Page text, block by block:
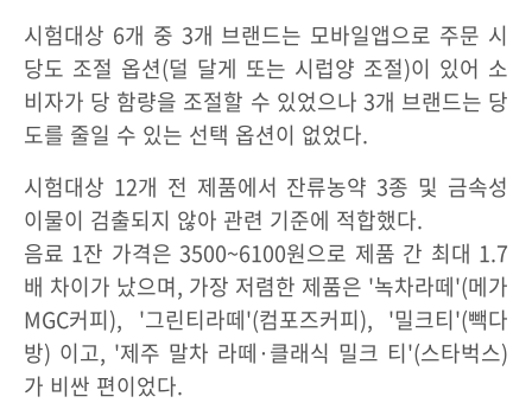
시험대상 6개 중 3개 브랜드는 모바일앱으로 주문 시
당도 조절 옵션(덜 달게 또는 시럽양 조절)이 있어 소
비자가 당 함량을 조절할 수 있었으나 3개 브랜드는 당
도를 줄일 수 있는 선택 옵션이 없었다.
시험대상 12개 전 제품에서 잔류농약 3종 및 금속성
이물이 검출되지 않아 관련 기준에 적합했다.
음료 1잔 가격은 3500~6100원으로 제품 간 최대 1.7
배 차이가 났으며, 가장 저렴한 제품은 '녹차라떼'(메가
MGC커피), '그린티라떼'(컴포즈커피), '밀크티'(빽다
방) 이고, '제주 말차 라떼·클래식 밀크 티'(스타벅스)
가 비싼 편이었다.